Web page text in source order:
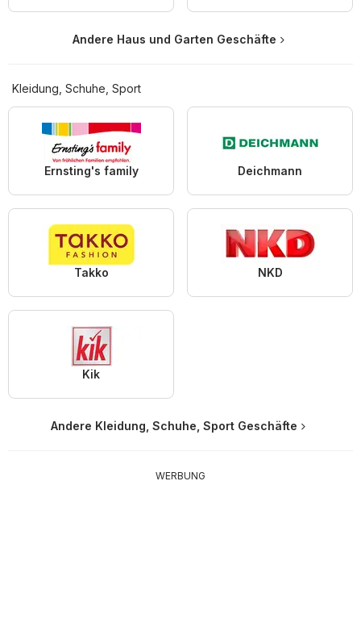
Andere Haus und Garten Geschäfte
Kleidung, Schuhe, Sport
Ernsting's family Deichmann
Takko NKD
Kik
Andere Kleidung, Schuhe, Sport Geschäfte
WERBUNG